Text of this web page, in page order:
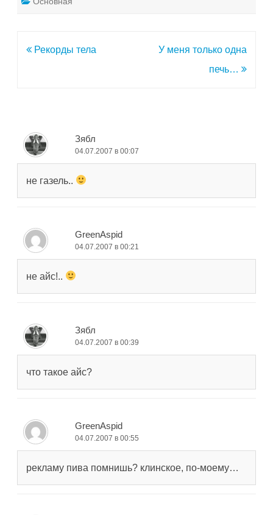
Навигация
Рекорды тела
У меня только одна
печь…
Зябл
04.07.2007 в 00:07
не газель..
GreenAspid
04.07.2007 в 00:21
не айс!..
Зябл
04.07.2007 в 00:39
что такое айс?
GreenAspid
04.07.2007 в 00:55
рекламу пива помнишь? клинское, по-моему…